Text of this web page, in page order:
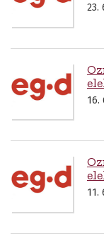
23.
16.
11.